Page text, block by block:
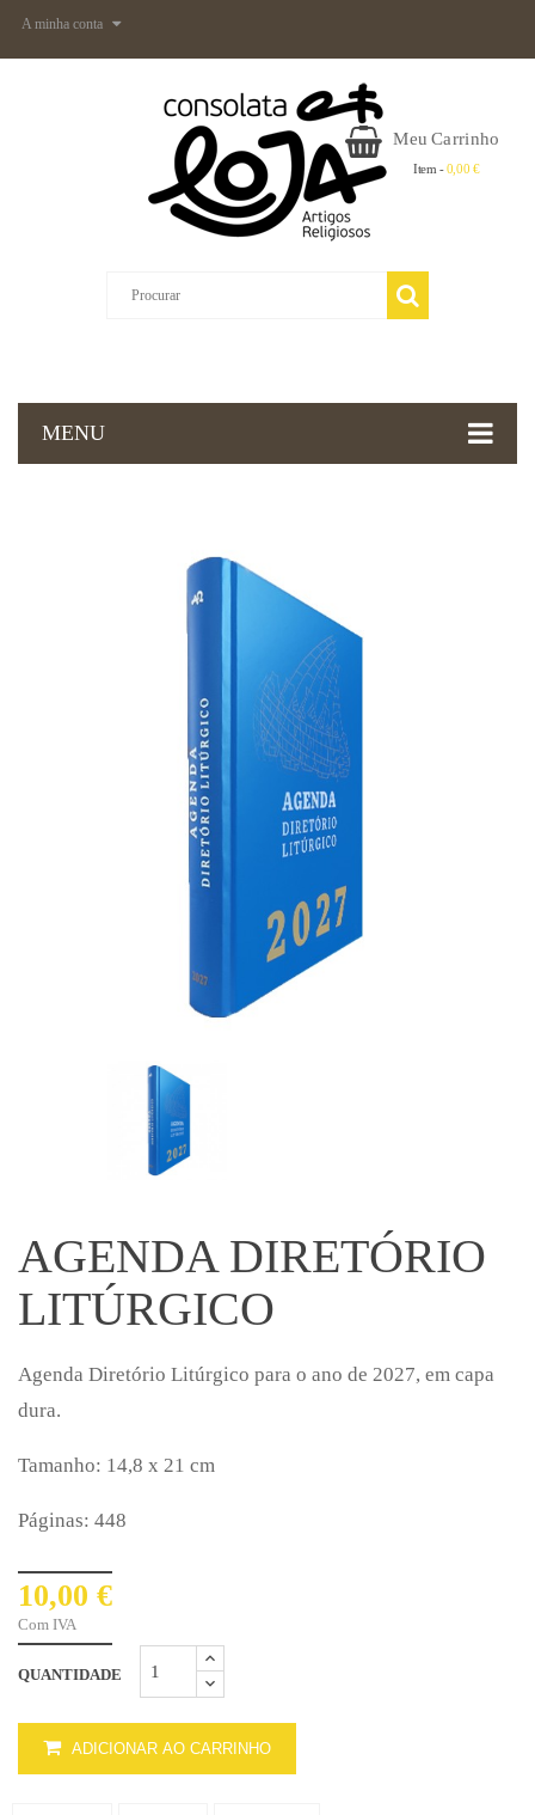
A minha conta
Meu Carrinho
Item - 0,00 €
MENU
AGENDA DIRETÓRIO
LITÚRGICO
Agenda Diretório Litúrgico para o ano de 2027, em capa
dura.
Tamanho: 14,8 x 21 cm
Páginas: 448
10,00 €
Com IVA
QUANTIDADE
ADICIONAR AO CARRINHO